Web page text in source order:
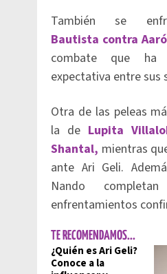
También se
Bautista contra
combate que ha
expectativa entre sus
Otra de las peleas
la de Lupita
Shantal, mientras
ante Ari Geli.
Nando
enfrentamientos
TE RECOMENDAMOS...
¿Quién es Ari Geli?
Conoce a la